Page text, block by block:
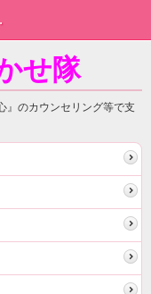
着情報
せ隊
』のカウンセリング等で支